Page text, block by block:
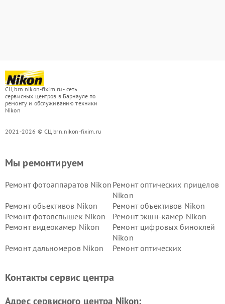
СЦ brn.nikon-fixim.ru - сеть
сервисных центров в Барнауле по
ремонту и обслуживанию техники
Nikon
2021-2026 © СЦ brn.nikon-fixim.ru
Мы ремонтируем
Ремонт фотоаппаратов Nikon Ремонт оптических прицелов
Nikon
Ремонт объективов Nikon
Ремонт объективов Nikon
Ремонт фотовспышек Nikon
Ремонт экшн-камер Nikon
Ремонт видеокамер Nikon
Ремонт цифровых биноклей
Nikon
Ремонт дальномеров Nikon
Ремонт оптических
Контакты сервис центра
Адрес сервисного центра Nikon: